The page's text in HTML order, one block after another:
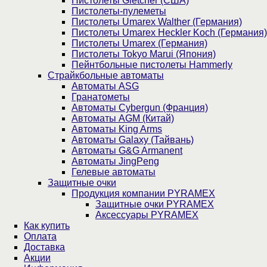
Пистолеты-пулеметы
Пистолеты Umarex Walther (Германия)
Пистолеты Umarex Heckler Koch (Германия)
Пистолеты Umarex (Германия)
Пистолеты Tokyo Marui (Япония)
Пейнтбольные пистолеты Hammerly
Страйкбольные автоматы
Автоматы ASG
Гранатометы
Автоматы Cybergun (Франция)
Автоматы AGM (Китай)
Автоматы King Arms
Автоматы Galaxy (Тайвань)
Автоматы G&G Armanent
Автоматы JingPeng
Гелевые автоматы
Защитные очки
Продукция компании PYRAMEX
Защитные очки PYRAMEX
Аксессуары PYRAMEX
Как купить
Оплата
Доставка
Акции